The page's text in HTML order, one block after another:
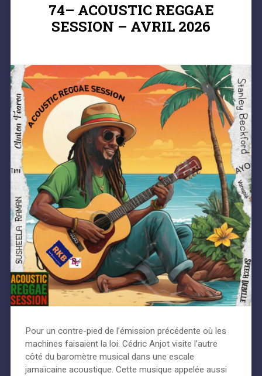
74– ACOUSTIC REGGAE
SESSION – AVRIL 2026
Pour un contre-pied de l’émission précédente où les
machines faisaient la loi. Cédric Anjot visite l’autre
côté du baromètre musical dans une escale
jamaïcaine acoustique. Cette musique appelée aussi